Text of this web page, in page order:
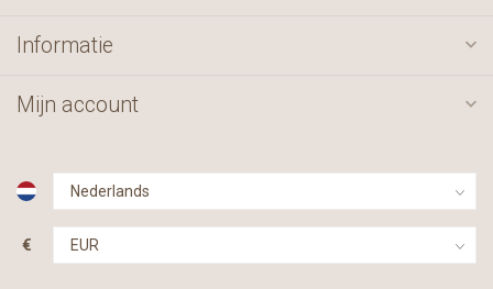
Informatie
Mijn account
€